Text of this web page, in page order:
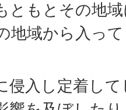
ともとその地
地域から入っ
侵入し定着し